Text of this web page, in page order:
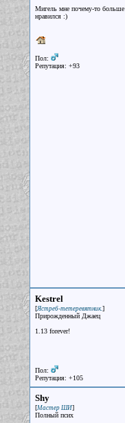
Мигель мне почему-то больше
нравился :)
Пол:
Репутация: +93
Kestrel
[Ястреб-тетеревятник.]
Прирожденный Джаец
1.13 forever!
Пол:
Репутация: +105
Shy
[Мастер ШИ]
Полный псих